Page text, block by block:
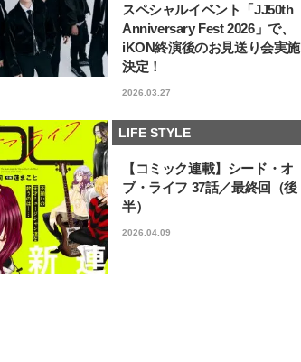
スペシャルイベント「JJ50th
Anniversary Fest 2026」で、
iKON終演後のお見送り会実施
決定！
2026.03.27
LIFE STYLE
【コミック連載】シード・オ
ブ・ライフ 37話／最終回（後
半）
2026.04.09